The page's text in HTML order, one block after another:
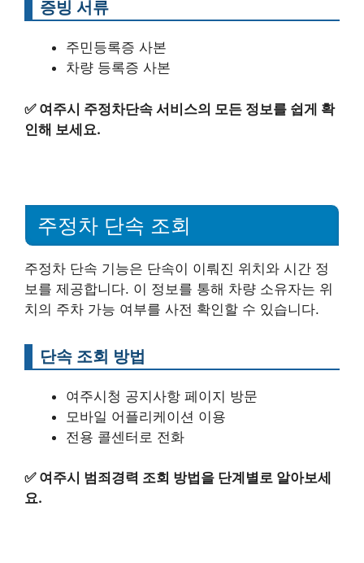
증빙 서류
주민등록증 사본
차량 등록증 사본
✅ 여주시 주정차단속 서비스의 모든 정보를 쉽게 확
인해 보세요.
주정차 단속 조회
주정차 단속 기능은 단속이 이뤄진 위치와 시간 정
보를 제공합니다. 이 정보를 통해 차량 소유자는 위
치의 주차 가능 여부를 사전 확인할 수 있습니다.
단속 조회 방법
여주시청 공지사항 페이지 방문
모바일 어플리케이션 이용
전용 콜센터로 전화
✅ 여주시 범죄경력 조회 방법을 단계별로 알아보세
요.